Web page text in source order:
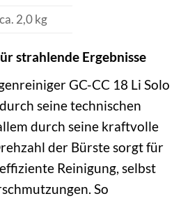
ca. 2,0 kg
strahlende Ergebnisse
GC-CC 18 Li Solo
seine technischen
durch seine kraftvolle
der Bürste sorgt für
Reinigung, selbst
So